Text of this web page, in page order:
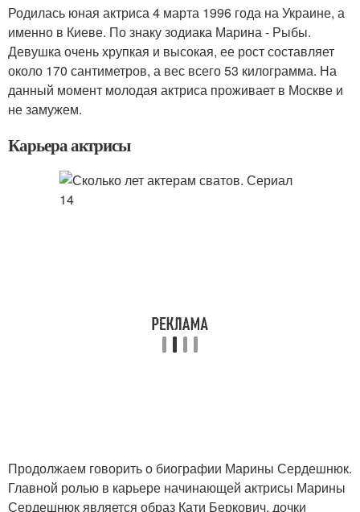
Родилась юная актриса 4 марта 1996 года на Украине, а
именно в Киеве. По знаку зодиака Марина - Рыбы.
Девушка очень хрупкая и высокая, ее рост составляет
около 170 сантиметров, а вес всего 53 килограмма. На
данный момент молодая актриса проживает в Москве и
не замужем.
Карьера актрисы
Продолжаем говорить о биографии Марины Сердешнюк.
Главной ролью в карьере начинающей актрисы Марины
Сердешнюк является образ Кати Беркович, дочки